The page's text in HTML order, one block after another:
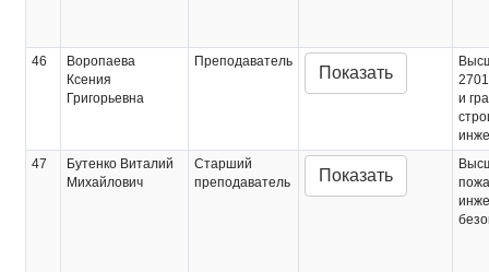
46
Воропаева
Ксения
Григорьевна
Преподаватель
Показать
и
47
Бутенко Виталий
Михайлович
Старший
преподаватель
Показать